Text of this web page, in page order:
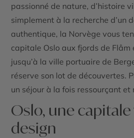
passionné de nature, d’histoire
simplement à la recherche d’un
authentique, la Norvège vous
capitale Oslo aux fjords de Flåm
jusqu’à la ville portuaire de
réserve son lot de découvertes.
un séjour à la fois ressourçant et
Oslo, une
design